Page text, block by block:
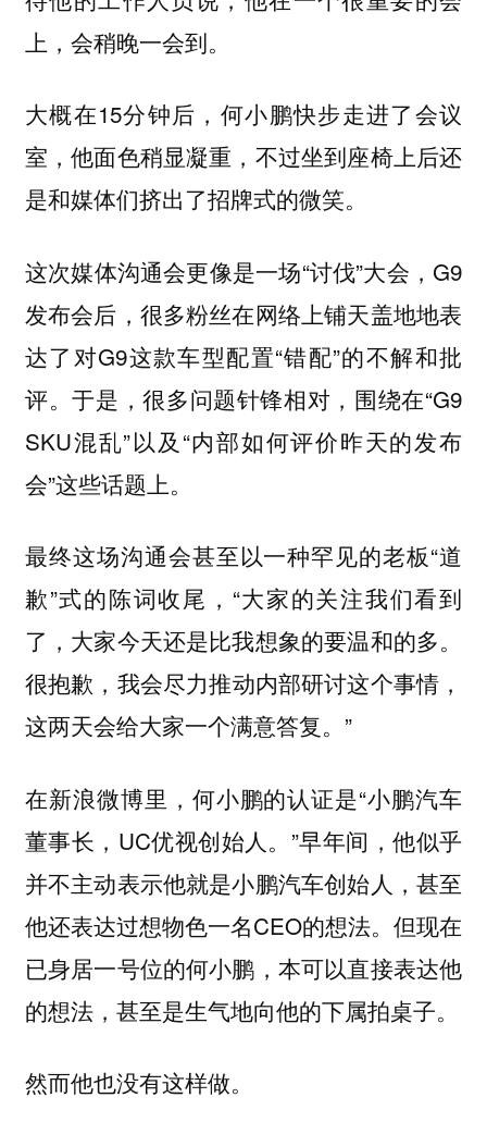
上，会稍晚一会到。
大概在15分钟后，何小鹏快步走进了会议
室，他面色稍显凝重，不过坐到座椅上后还
是和媒体们挤出了招牌式的微笑。
这次媒体沟通会更像是一场“讨伐”大会，G9
发布会后，很多粉丝在网络上铺天盖地地表
达了对G9这款车型配置“错配”的不解和批
评。于是，很多问题针锋相对，围绕在“G9
SKU混乱”以及“内部如何评价昨天的发布
会”这些话题上。
最终这场沟通会甚至以一种罕见的老板“道
歉”式的陈词收尾，“大家的关注我们看到
了，大家今天还是比我想象的要温和的多。
很抱歉， 我会尽力推动内部研讨这个事情 ，
这两天会给大家一个满意答复。”
在新浪微博里，何小鹏的认证是“小鹏汽车
董事长，UC优视创始人。”早年间，他似乎
并不主动表示他就是小鹏汽车创始人，甚至
他还表达过想物色一名CEO的想法。但现在
已身居一号位的何小鹏，本可以直接表达他
的想法，甚至是生气地向他的下属拍桌子。
然而他也没有这样做。